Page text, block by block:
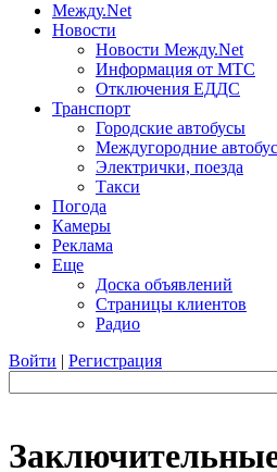
Между.Net
Новости
Новости Между.Net
Информация от МТС
Отключения ЕДДС
Транспорт
Городские автобусы
Междугородние
Электрички, поезда
Такси
Погода
Камеры
Реклама
Еще
Доска объявлений
Страницы клиентов
Радио
Войти | Регистрация